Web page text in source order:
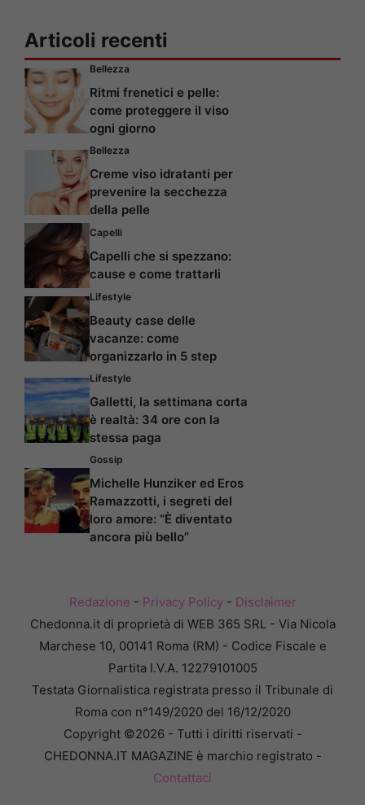
Articoli recenti
Bellezza
Ritmi frenetici e pelle:
come proteggere il viso
ogni giorno
Bellezza
Creme viso idratanti per
prevenire la secchezza
della pelle
Capelli
Capelli che si spezzano:
cause e come trattarli
Lifestyle
Beauty case delle
vacanze: come
organizzarlo in 5 step
Lifestyle
Galletti, la settimana corta
è realtà: 34 ore con la
stessa paga
Gossip
Michelle Hunziker ed Eros
Ramazzotti, i segreti del
loro amore: “È diventato
ancora più bello”
Redazione - Privacy Policy- Disclaimer
Chedonna.it di proprietà di WEB 365 SRL - Via Nicola
Marchese 10, 00141 Roma (RM) - Codice Fiscale e
Partita I.V.A. 12279101005
Testata Giornalistica registrata presso il Tribunale di
Roma con n°149/2020 del 16/12/2020
Copyright ©2026 - Tutti i diritti riservati -
CHEDONNA.IT MAGAZINE è marchio registrato -
Contattaci